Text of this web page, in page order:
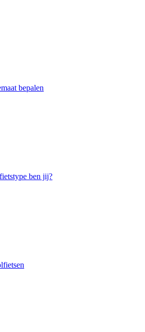
bepalen
ben jij?